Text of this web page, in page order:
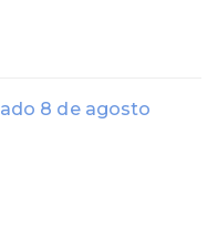
8 de agosto